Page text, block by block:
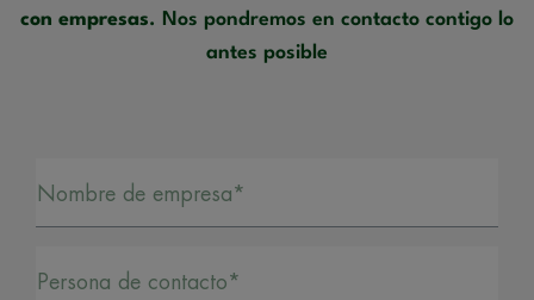
con empresas. Nos pondremos en contacto contigo lo
antes posible
Nombre de empresa*
Persona de contacto*